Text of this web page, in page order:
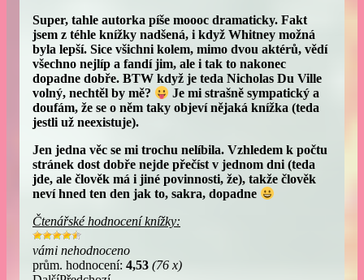
Super, tahle autorka píše moooc dramaticky. Fakt
jsem z téhle knížky nadšená, i když Whitney možná
byla lepší. Sice všichni kolem, mimo dvou aktérů, vědí
všechno nejlíp a fandí jim, ale i tak to nakonec
dopadne dobře. BTW když je teda Nicholas Du Ville
volný, nechtěl by mě?
Je mi strašně sympatický a
doufám, že se o něm taky objeví nějaká knížka (teda
jestli už neexistuje).
Jen jedna věc se mi trochu nelíbila. Vzhledem k počtu
stránek dost dobře nejde přečíst v jednom dni (teda
jde, ale člověk má i jiné povinnosti, že), takže člověk
neví hned ten den jak to, sakra, dopadne
Čtenářské hodnocení knížky:
vámi nehodnoceno
prům. hodnocení: 4,53 (76 x)